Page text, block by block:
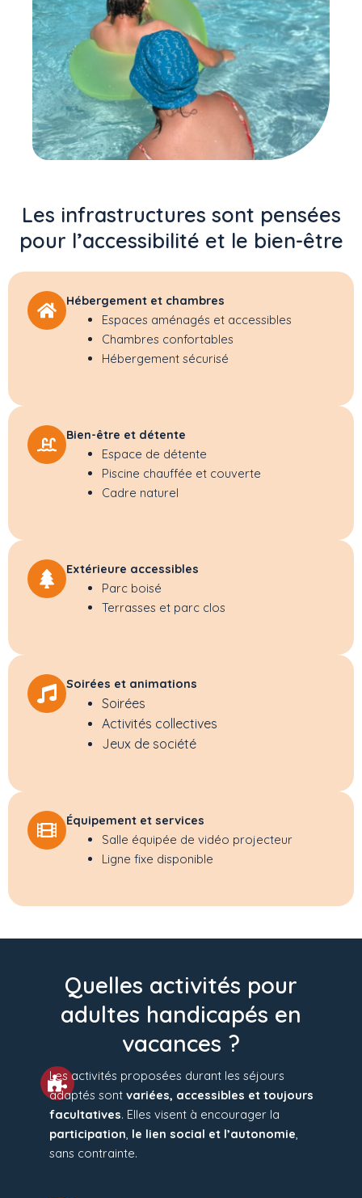
Les infrastructures sont pensées
pour l’accessibilité et le bien-être
Hébergement et chambres
Espaces aménagés et accessibles
Chambres confortables
Hébergement sécurisé
Bien-être et détente
Espace de détente
Piscine chauffée et couverte
Cadre naturel
Extérieure accessibles
Parc boisé
Terrasses et parc clos
Soirées et animations
Soirées
Activités collectives
Jeux de société
Équipement et services
Salle équipée de vidéo projecteur
Ligne fixe disponible
Quelles activités pour
adultes handicapés en
vacances ?
Les activités proposées durant les séjours
adaptés sont variées, accessibles et toujours
facultatives. Elles visent à encourager la
participation le lien social et l’autonomie
sans contrainte.